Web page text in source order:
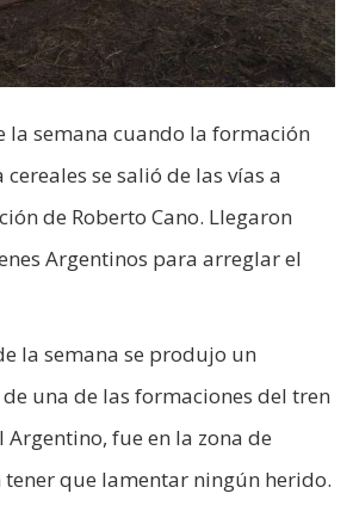
la semana cuando la formación
se salió de las vías a
de Roberto Cano. Llegaron
Argentinos para arreglar el
la semana se produjo un
una de las formaciones del tren
Argentino, fue en la zona de
tener que lamentar ningún herido.